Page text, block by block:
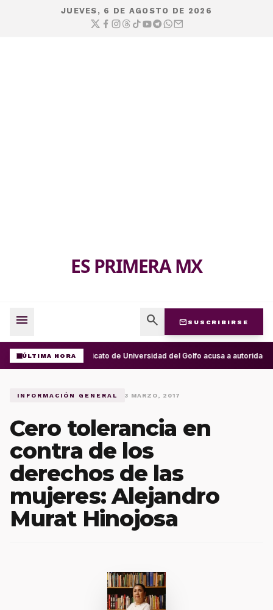
JUEVES, 6 DE AGOSTO DE 2026
ES PRIMERA MX
menu search mail SUSCRIBIRSE
ÚLTIMA HORASindicato de Universidad del Golfo acusa a
INFORMACIÓN GENERAL 3 MARZO, 2017
Cero tolerancia en
contra de los
derechos de las
mujeres: Alejandro
Murat Hinojosa